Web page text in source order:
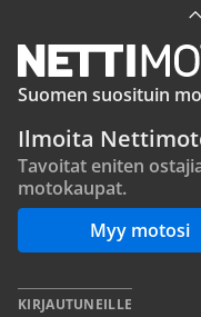
Suomen suosituin
Ilmoita
Tavoitat eniten
motokaupat.
Myy motosi
KIRJAUTUNEILLE